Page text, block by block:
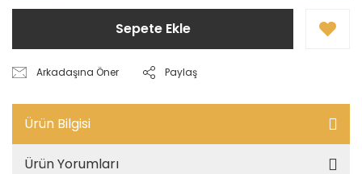
Sepete Ekle
Arkadaşına Öner Paylaş
Ürün Bilgisi
Ürün Yorumları